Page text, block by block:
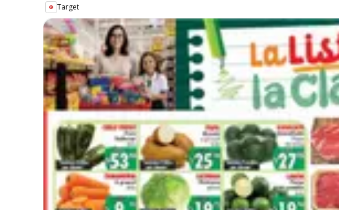
Target